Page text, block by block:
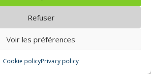
Refuser
Voir les préférences
Cookie policyPrivacy policy